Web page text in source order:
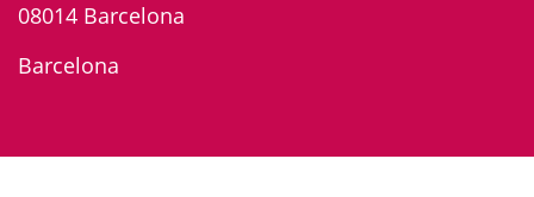
08014 Barcelona
Barcelona